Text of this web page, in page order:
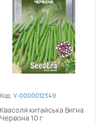
Код: У-0000012349
Квасоля китайська Вигна
Червона 10 г